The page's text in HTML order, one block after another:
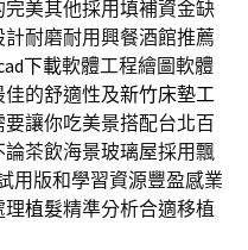
美其他採用填補資金缺
計耐磨耐用興餐酒館推薦
下載軟體工程繪圖軟體
的舒適性及新竹床墊工
讓你吃美景搭配台北百
茶飲海景玻璃屋採用飄
用版和學習資源豐盈感業
理植髮精準分析合適移植